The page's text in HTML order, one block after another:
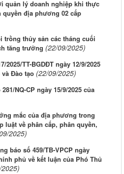
quản lý doanh nghiệp khi thực
địa phương 02 cấp
trồng thủy sản các tháng cuối
tăng trưởng (22/09/2025)
TT-BGDĐT ngày 12/9/2025
Đào tạo (22/09/2025)
NQ-CP ngày 15/9/2025 của
mắc của địa phương trong
luật về phân cấp, phân quyền,
2025)
báo số 459/TB-VPCP ngày
phủ về kết luận của Phó Thủ